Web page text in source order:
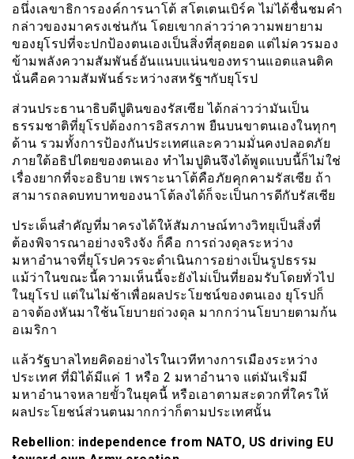
อนึ่งเลขาธิการองค์การนาโต้ สโตเตนเบิร์ค ไม่ได้ชื่นชมคำ
กล่าวของมาครงเช่นกัน โดยเขากล่าวว่าความพยายาม
ของยุโรปที่จะปกป้องตนเองเป็นสิ่งที่สุดยอด แต่ไม่ควรมอง
ข้ามพลังความสัมพันธ์อันแนบแน่นของทรานแอตแลนติค
นั่นคือความสัมพันธ์ระหว่างสหรัฐฯกับยุโรป
ส่วนประธานาธิบดีปูตินของรัสเซีย ได้กล่าวว่ามันเป็น
ธรรมชาติที่ยุโรปต้องการอิสรภาพ ยืนบนขาตนเองในทุกๆ
ด้าน รวมทั้งการป้องกันประเทศและความมั่นคงปลอดภัย
ภายใต้อธิปไตยของตนเอง ทำไมปูตินจึงได้พูดแบบนี้ก็ไม่ใช่
เรื่องยากที่จะอธิบาย เพราะนาโต้คือภัยคุกคามรัสเซีย ถ้า
สามารถลดบทบาทของนาโต้ลงได้ก็จะเป็นการดีกับรัสเซีย
ประเด็นสำคัญที่มาครงได้ให้สัมภาษณ์ทางวิทยุเป็นสิ่งที่
ต้องพิจารณาอย่างจริงจัง ก็คือ การถ่วงดุลระหว่าง
มหาอำนาจที่ยุโรปควรจะดำเนินการอย่างเป็นรูปธรรม
แม้ว่าในขณะนี้ความเห็นนี้จะยังไม่เป็นที่ยอมรับโดยทั่วไป
ในยุโรป แต่ในไม่ช้าเพื่อผลประโยชน์ของตนเอง ยุโรปก็
อาจต้องหันมาใช้นโยบายถ่วงดุล มากกว่านโยบายตามก้น
อเมริกา
แล้วรัฐบาลไทยคิดอย่างไรในเวทีทางการเมืองระหว่าง
ประเทศ ที่มิได้มีแค่ 1 หรือ 2 มหาอำนาจ แต่มันเริ่มมี
มหาอำนาจหลายขั้วในยุคนี้ หรือเอาตามสะดวกที่ใครให้
ผลประโยชน์ส่วนตนมากกว่าก็ตามประเทศนั้น
Rebellion: independence from NATO, US driving EU